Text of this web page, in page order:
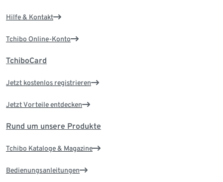
Hilfe & Kontakt
Tchibo Online-Konto
TchiboCard
Jetzt kostenlos registrieren
Jetzt Vorteile entdecken
Rund um unsere Produkte
Tchibo Kataloge & Magazine
Bedienungsanleitungen